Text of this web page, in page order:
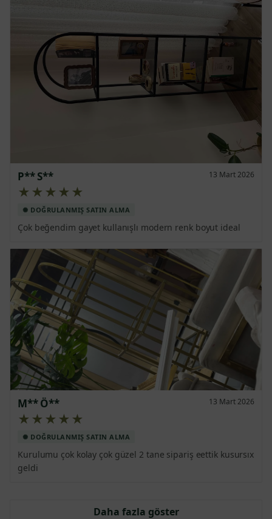
P** S**
★★★★★
13 Mart 2026
Çok beğendim gayet kullanışlı modern renk boyut ideal
M** Ö**
★★★★★
13 Mart 2026
Kurulumu çok kolay çok güzel 2 tane sipariş eettik kusursıx
geldi
Daha fazla göster